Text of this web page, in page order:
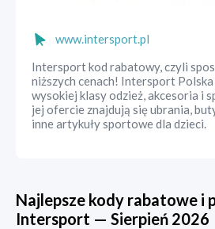
www.intersport.pl
Intersport kod rabatowy, czyli
niższych cenach! Intersport
wysokiej klasy odzież, akcesoria i
jej ofercie znajdują się ubrania,
inne artykuły sportowe dla dzieci.
Najlepsze kody rabatowe i
Intersport — Sierpień 2026